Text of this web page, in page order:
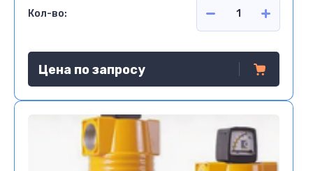
Кол-во:
Цена по запросу